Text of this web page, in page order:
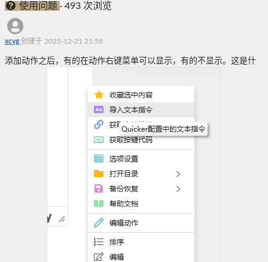
使用问题 · 493 次浏览
xcvg创建于 2025-12-21 21:58
添加动作之后，有的在动作右键菜单可以显示，有的不显示。这是什